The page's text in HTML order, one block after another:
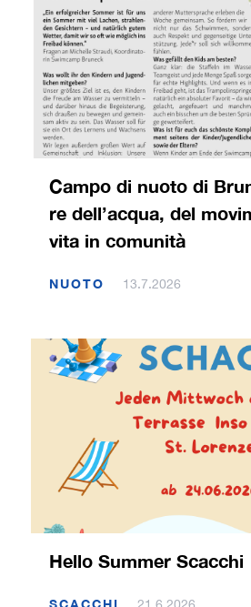
Campo di nuoto di
re dell’acqua, del
vita in comunità
NUOTO 13.7.2026
Hello Summer Scacchi